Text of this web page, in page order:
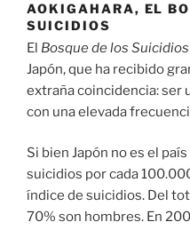
AOKIGAHARA, EL
SUICIDIOS
El Bosque de los Suicidios
Japón, que ha recibido
extraña coincidencia: ser
con una elevada
Si bien Japón no es el
suicidios por cada
índice de suicidios. Del
70% son hombres. En